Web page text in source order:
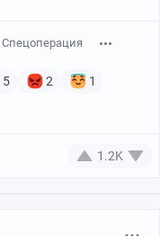
Спецоперация
5 2
1
1.2K